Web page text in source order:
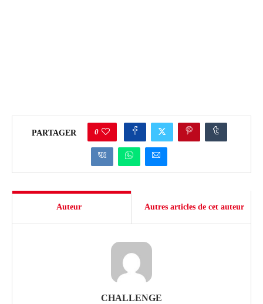
PARTAGER 0
Auteur Autres articles de cet auteur
CHALLENGE